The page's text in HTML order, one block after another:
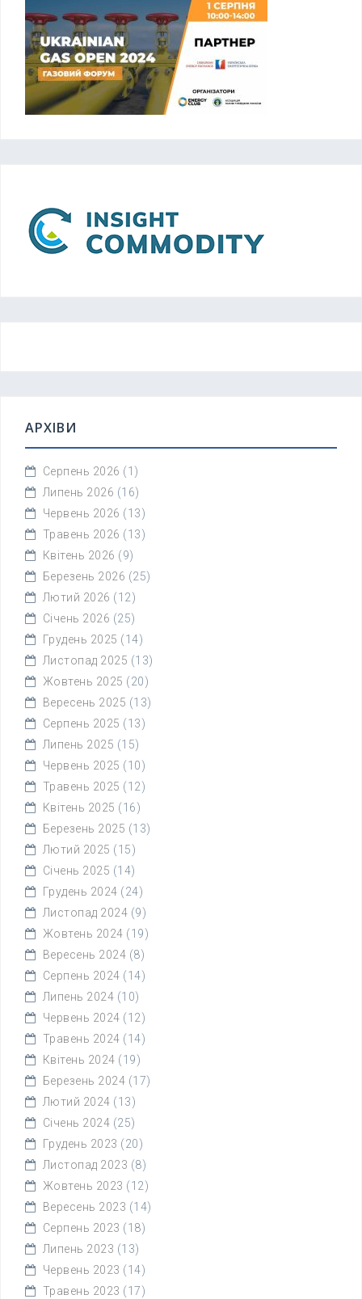
АРХІВИ
Серпень 2026 (1)
Липень 2026 (16)
Червень 2026 (13)
Травень 2026 (13)
Квітень 2026 (9)
Березень 2026 (25)
Лютий 2026 (12)
Січень 2026 (25)
Грудень 2025 (14)
Листопад 2025 (13)
Жовтень 2025 (20)
Вересень 2025 (13)
Серпень 2025 (13)
Липень 2025 (15)
Червень 2025 (10)
Травень 2025 (12)
Квітень 2025 (16)
Березень 2025 (13)
Лютий 2025 (15)
Січень 2025 (14)
Грудень 2024 (24)
Листопад 2024 (9)
Жовтень 2024 (19)
Вересень 2024 (8)
Серпень 2024 (14)
Липень 2024 (10)
Червень 2024 (12)
Травень 2024 (14)
Квітень 2024 (19)
Березень 2024 (17)
Лютий 2024 (13)
Січень 2024 (25)
Грудень 2023 (20)
Листопад 2023 (8)
Жовтень 2023 (12)
Вересень 2023 (14)
Серпень 2023 (18)
Липень 2023 (13)
Червень 2023 (14)
Травень 2023 (17)